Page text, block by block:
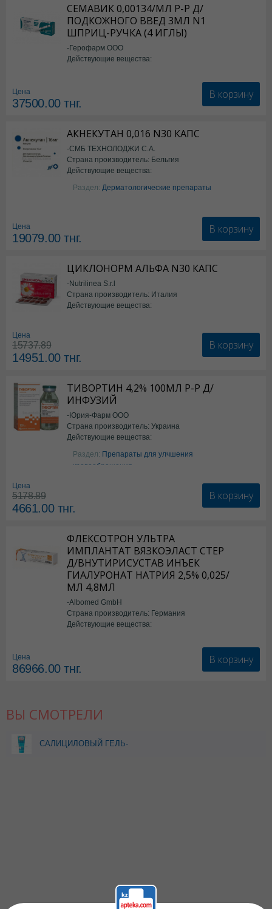
СЕМАВИК 0,00134/МЛ Р-Р Д/
ПОДКОЖНОГО ВВЕД 3МЛ N1
ШПРИЦ-РУЧКА (4 ИГЛЫ)
-Герофарм ООО
Действующие вещества:
Цена
37500.00тнг.
В корзину
АКНЕКУТАН 0,016 N30 КАПС
-СМБ ТЕХНОЛОДЖИ С.А.
Страна производитель: Бельгия
Действующие вещества:
Изотретиноин
Раздел: Дерматологические препараты
Цена
19079.00тнг.
В корзину
ЦИКЛОНОРМ АЛЬФА N30 КАПС
-Nutrilinea S.r.l
Страна производитель: Италия
Действующие вещества:
Цена
15737.89
14951.00тнг.
В корзину
ТИВОРТИН 4,2% 100МЛ Р-Р Д/
ИНФУЗИЙ
-Юрия-Фарм ООО
Страна производитель: Украина
Действующие вещества:
Аргинин
Раздел: Препараты для улчшения
кровообращения
Цена
5178.89
4661.00тнг.
В корзину
ФЛЕКСОТРОН УЛЬТРА
ИМПЛАНТАТ ВЯЗКОЭЛАСТ СТЕР
Д/ВНУТИРИСУСТАВ ИНЪЕК
ГИАЛУРОНАТ НАТРИЯ 2,5% 0,025/
МЛ 4,8МЛ
-Albomed GmbH
Страна производитель: Германия
Действующие вещества:
Цена
86966.00тнг.
В корзину
ВЫ СМОТРЕЛИ
САЛИЦИЛОВЫЙ ГЕЛЬ-